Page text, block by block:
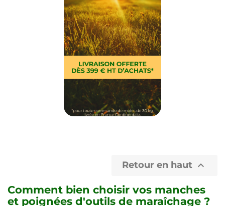
Retour en haut 
Comment bien choisir vos manches
et poignées d'outils de maraîchage ?